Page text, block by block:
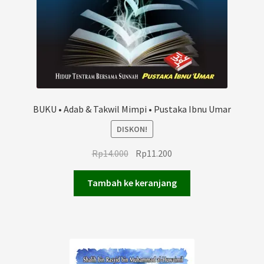
BUKU • Adab & Takwil Mimpi • Pustaka Ibnu Umar
DISKON!
Rp14.000 Harga
adalah:
Rp14.000.
Rp11.200
ini
adalah:
Tambah ke keranjang